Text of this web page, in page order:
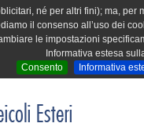
né per altri fini); ma,
il consenso all’uso dei
le impostazioni
Informativa estesa
Consento
Informativa